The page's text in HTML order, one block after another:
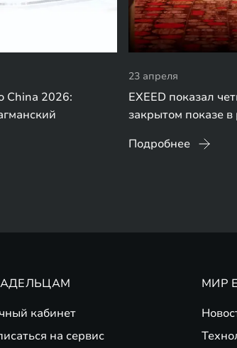
China 2026:
23 апреля
EXEED показал
закрытом показе
Подробнее
кабинет
на сервис
МИР